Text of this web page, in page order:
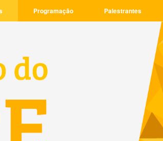
Programação Palestrantes